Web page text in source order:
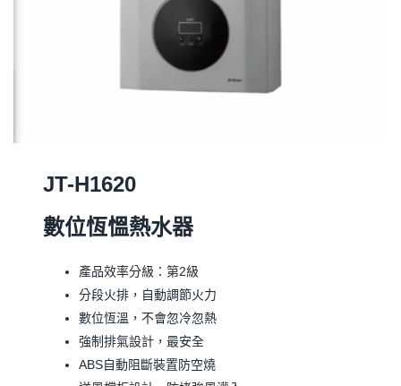
JT-H1620
數位恆慍熱水器
產品效率分級：第2級
分段火排，自動調節火力
數位恆溫，不會忽冷忽熱
強制排氣設計，最安全
ABS自動阻斷裝置防空燒